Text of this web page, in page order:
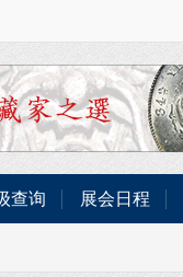
查询 展会日程